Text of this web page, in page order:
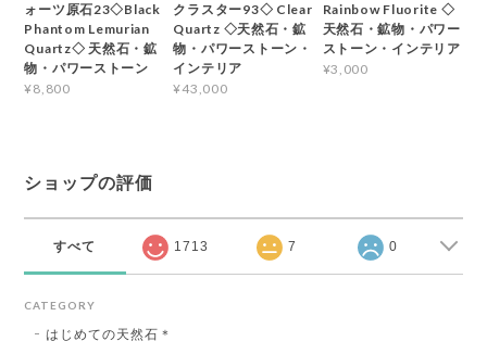
ォーツ原石23◇Black
Phantom Lemurian
Quartz◇ 天然石・鉱
物・パワーストーン
¥8,800
クラスター93◇ Clear
Quartz ◇天然石・鉱
物・パワーストーン・
インテリア
¥43,000
Rainbow Fluorite ◇
天然石・鉱物・パワー
ストーン・インテリア
¥3,000
ショップの評価
すべて 1713 7 0
CATEGORY
はじめての天然石＊